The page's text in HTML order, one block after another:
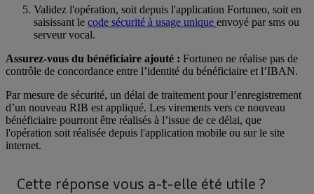
Validez l'opération, soit depuis l'application Fortuneo, soit en
saisissant le code sécurité à usage unique envoyé par sms ou
serveur vocal.
Assurez-vous du bénéficiaire ajouté : Fortuneo ne réalise pas de
contrôle de concordance entre l’identité du bénéficiaire et l’IBAN.
Par mesure de sécurité, un délai de traitement pour l’enregistrement
d’un nouveau RIB est appliqué. Les virements vers ce nouveau
bénéficiaire pourront être réalisés à l’issue de ce délai, que
l'opération soit réalisée depuis l'application mobile ou sur le site
internet.
Cette réponse vous a-t-elle été utile ?